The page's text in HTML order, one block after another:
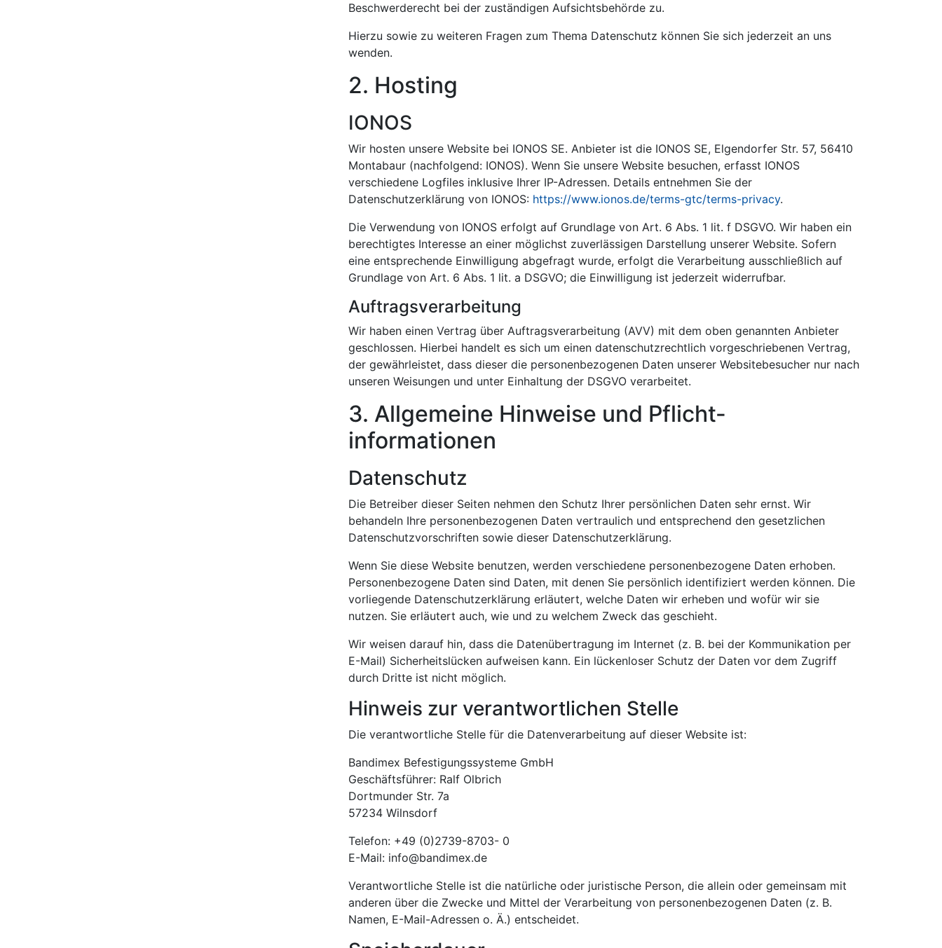
Beschwerderecht bei der zuständigen Aufsichtsbehörde zu.
Hierzu sowie zu weiteren Fragen zum Thema Datenschutz können Sie sich jederzeit an uns
wenden.
2. Hosting
IONOS
Wir hosten unsere Website bei IONOS SE. Anbieter ist die IONOS SE, Elgendorfer Str. 57, 56410
Montabaur (nachfolgend: IONOS). Wenn Sie unsere Website besuchen, erfasst IONOS
verschiedene Logfiles inklusive Ihrer IP-Adressen. Details entnehmen Sie der
Datenschutzerklärung von IONOS: https://www.ionos.de/terms-gtc/terms-privacy.
Die Verwendung von IONOS erfolgt auf Grundlage von Art. 6 Abs. 1 lit. f DSGVO. Wir haben ein
berechtigtes Interesse an einer möglichst zuverlässigen Darstellung unserer Website. Sofern
eine entsprechende Einwilligung abgefragt wurde, erfolgt die Verarbeitung ausschließlich auf
Grundlage von Art. 6 Abs. 1 lit. a DSGVO; die Einwilligung ist jederzeit widerrufbar.
Auftragsverarbeitung
Wir haben einen Vertrag über Auftragsverarbeitung (AVV) mit dem oben genannten Anbieter
geschlossen. Hierbei handelt es sich um einen datenschutzrechtlich vorgeschriebenen Vertrag,
der gewährleistet, dass dieser die personenbezogenen Daten unserer Websitebesucher nur nach
unseren Weisungen und unter Einhaltung der DSGVO verarbeitet.
3. Allgemeine Hinweise und Pflicht­
informationen
Datenschutz
Die Betreiber dieser Seiten nehmen den Schutz Ihrer persönlichen Daten sehr ernst. Wir
behandeln Ihre personenbezogenen Daten vertraulich und entsprechend den gesetzlichen
Datenschutzvorschriften sowie dieser Datenschutzerklärung.
Wenn Sie diese Website benutzen, werden verschiedene personenbezogene Daten erhoben.
Personenbezogene Daten sind Daten, mit denen Sie persönlich identifiziert werden können. Die
vorliegende Datenschutzerklärung erläutert, welche Daten wir erheben und wofür wir sie
nutzen. Sie erläutert auch, wie und zu welchem Zweck das geschieht.
Wir weisen darauf hin, dass die Datenübertragung im Internet (z. B. bei der Kommunikation per
E-Mail) Sicherheitslücken aufweisen kann. Ein lückenloser Schutz der Daten vor dem Zugriff
durch Dritte ist nicht möglich.
Hinweis zur verantwortlichen Stelle
Die verantwortliche Stelle für die Datenverarbeitung auf dieser Website ist:
Bandimex Befestigungssysteme GmbH
Geschäftsführer: Ralf Olbrich
Dortmunder Str. 7a
57234 Wilnsdorf
Telefon: +49 (0)2739-8703- 0
E-Mail: info@bandimex.de
Verantwortliche Stelle ist die natürliche oder juristische Person, die allein oder gemeinsam mit
anderen über die Zwecke und Mittel der Verarbeitung von personenbezogenen Daten (z. B.
Namen, E-Mail-Adressen o. Ä.) entscheidet.